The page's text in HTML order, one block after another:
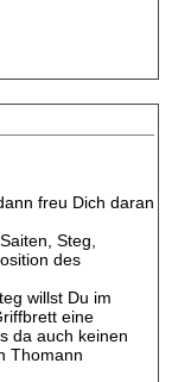
freu Dich daran
Steg,
des
willst Du im
eine
da auch keinen
Thomann